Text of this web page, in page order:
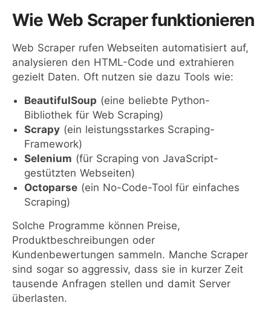
Wie Web Scraper funktionieren
Web Scraper rufen Webseiten automatisiert auf,
analysieren den HTML-Code und extrahieren
gezielt Daten. Oft nutzen sie dazu Tools wie:
BeautifulSoup (eine beliebte Python-
Bibliothek für Web Scraping)
Scrapy (ein leistungsstarkes Scraping-
Framework)
Selenium (für Scraping von JavaScript-
gestützten Webseiten)
Octoparse (ein No-Code-Tool für einfaches
Scraping)
Solche Programme können Preise,
Produktbeschreibungen oder
Kundenbewertungen sammeln. Manche Scraper
sind sogar so aggressiv, dass sie in kurzer Zeit
tausende Anfragen stellen und damit Server
überlasten.